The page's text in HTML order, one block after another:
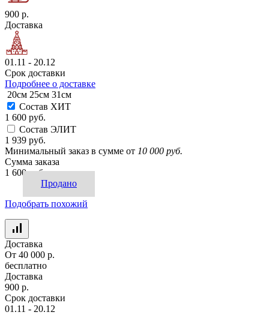
900 р.
Доставка
01.11 - 20.12
Срок доставки
Подробнее о доставке
20см 25см 31см
Состав ХИТ
1 600 руб.
Состав ЭЛИТ
1 939 руб.
Минимальный заказ в сумме от 10 000 руб.
Сумма заказа
1 600 руб.
Продано
Подобрать похожий
Доставка
От 40 000 р.
бесплатно
Доставка
900 р.
Срок доставки
01.11 - 20.12